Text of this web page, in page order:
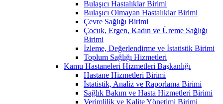
Bulaşıcı Hastalıklar Birimi
Bulaşıcı Olmayan Hastalıklar Birimi
Çevre Sağlığı Birimi
Çocuk, Ergen, Kadın ve Üreme Sağlığı
Birimi
İzleme, Değerlendirme ve İstatistik Birimi
Toplum Sağlığı Hizmetleri
Kamu Hastaneleri Hizmetleri Başkanlığı
Hastane Hizmetleri Birimi
İstatistik, Analiz ve Raporlama Birimi
Sağlık Bakım ve Hasta Hizmetleri Birimi
Verimlilik ve Kalite Yönetimi Birimi